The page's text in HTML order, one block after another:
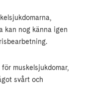
kan nog känna igen
muskelsjukdomar,
svårt och